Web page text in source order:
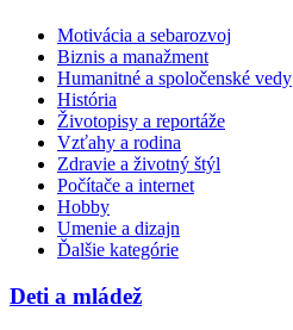
Motivácia a sebarozvoj
Biznis a manažment
Humanitné a spoločenské vedy
História
Životopisy a reportáže
Vzťahy a rodina
Zdravie a životný štýl
Počítače a internet
Hobby
Umenie a dizajn
Ďalšie kategórie
Deti a mládež